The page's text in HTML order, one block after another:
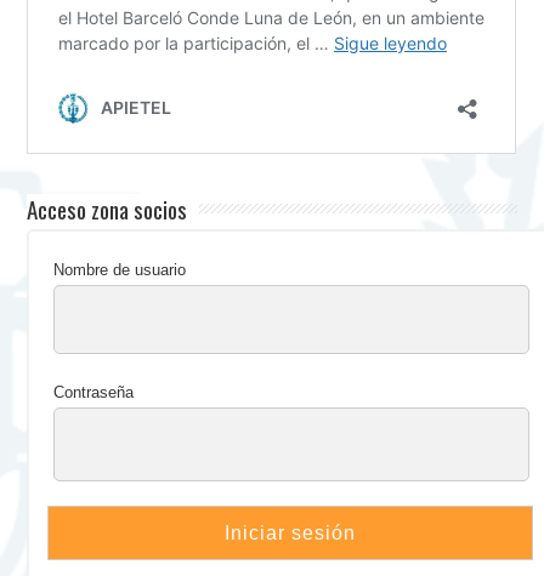
Acceso zona socios
Nombre de usuario
Contraseña